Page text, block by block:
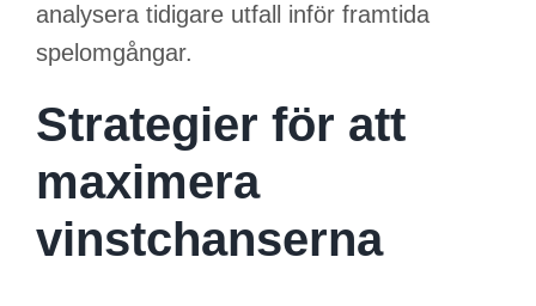
analysera tidigare utfall inför framtida
spelomgångar.
Strategier för att
maximera
vinstchanserna